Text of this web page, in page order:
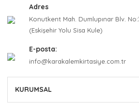
Adres
Konutkent Mah. Dumlupınar Blv.
(Eskişehir Yolu Sisa Kule)
E-posta:
info@karakalemkirtasiye.com.tr
KURUMSAL